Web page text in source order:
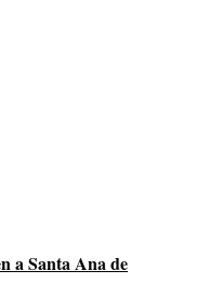
a Santa Ana de